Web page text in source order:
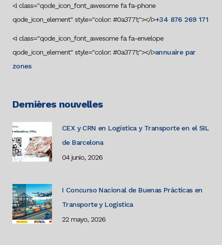
<i class="qode_icon_font_awesome fa fa-phone
qode_icon_element" style="color: #0a3771;"></i>+34 876 269 171
<i class="qode_icon_font_awesome fa fa-envelope
qode_icon_element" style="color: #0a3771;"></i>annuaire par
zones
Dernières nouvelles
CEX y CRN en Logística y Transporte en el SIL
de Barcelona
04 junio, 2026
I Concurso Nacional de Buenas Prácticas en
Transporte y Logística
22 mayo, 2026